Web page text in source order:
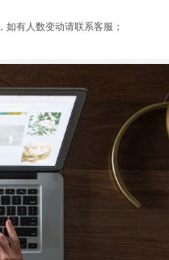
，如有人数变动请联系客服；